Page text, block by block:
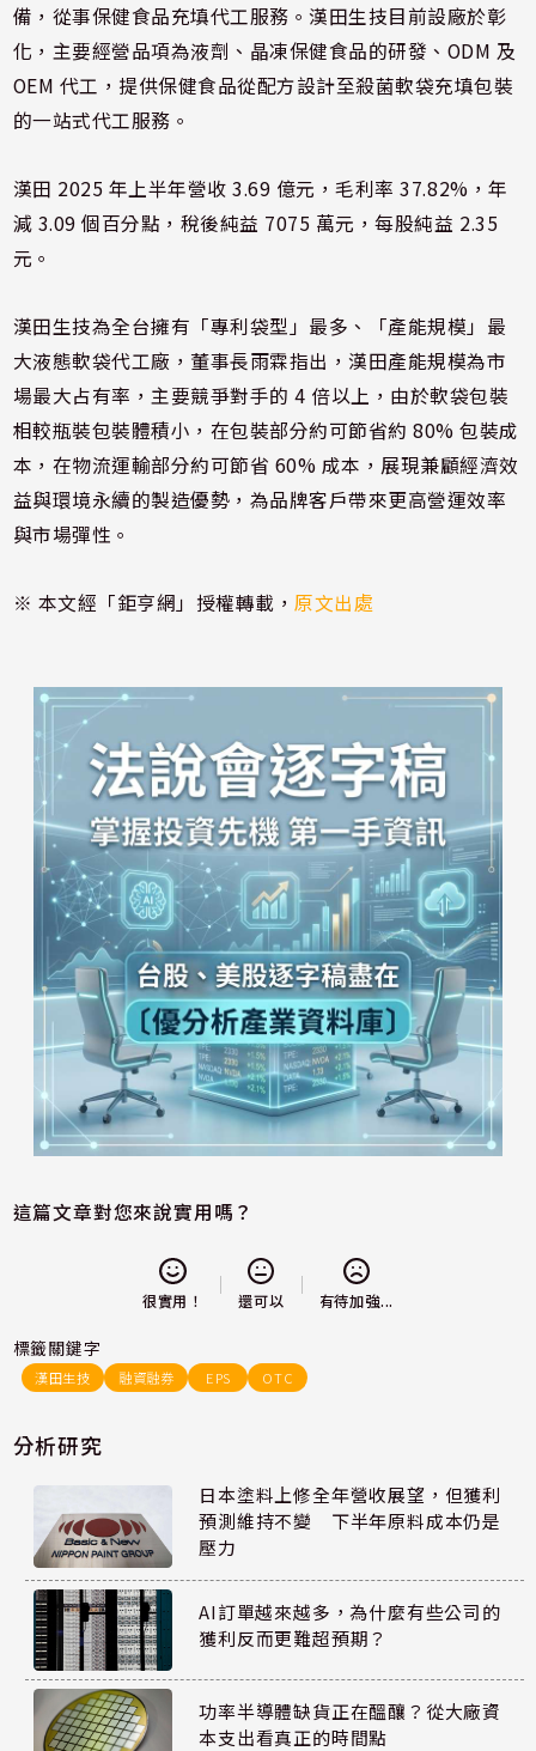
備，從事保健食品充填代工服務。漢田生技目前設廠於彰
化，主要經營品項為液劑、晶凍保健食品的研發、ODM 及
OEM 代工，提供保健食品從配方設計至殺菌軟袋充填包裝
的一站式代工服務。
漢田 2025 年上半年營收 3.69 億元，毛利率 37.82%，年
減 3.09 個百分點，稅後純益 7075 萬元，每股純益 2.35
元。
漢田生技為全台擁有「專利袋型」最多、「產能規模」最
大液態軟袋代工廠，董事長雨霖指出，漢田產能規模為市
場最大占有率，主要競爭對手的 4 倍以上，由於軟袋包裝
相較瓶裝包裝體積小，在包裝部分約可節省約 80% 包裝成
本，在物流運輸部分約可節省 60% 成本，展現兼顧經濟效
益與環境永續的製造優勢，為品牌客戶帶來更高營運效率
與市場彈性。
※ 本文經「鉅亨網」授權轉載，原文出處
這篇文章對您來說實用嗎？
很實用！ 還可以 有待加強...
標籤關鍵字
漢田生技 融資融券 EPS OTC
分析研究
日本塗料上修全年營收展望，但獲利
預測維持不變 下半年原料成本仍是
壓力
AI訂單越來越多，為什麼有些公司的
獲利反而更難超預期？
功率半導體缺貨正在醞釀？從大廠資
本支出看真正的時間點